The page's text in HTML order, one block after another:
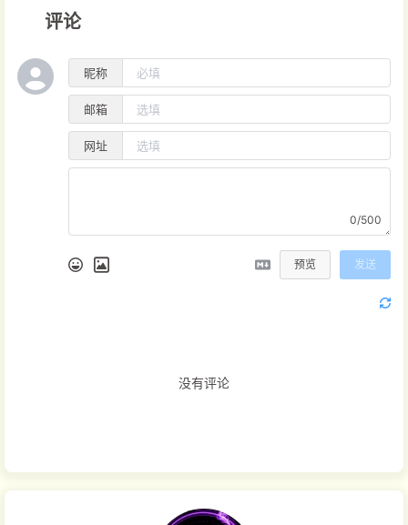
评论
昵称
邮箱
网址
0/500
预览 发送
没有评论